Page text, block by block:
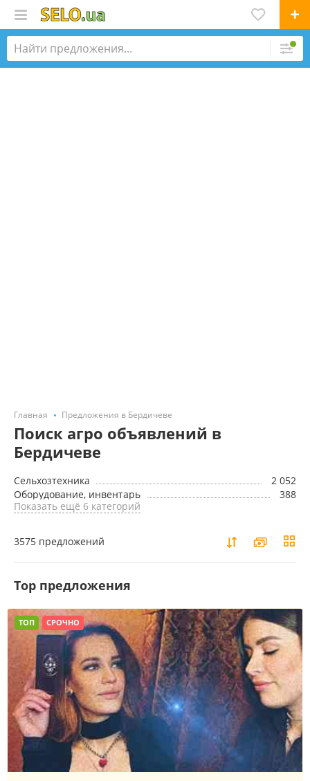
Главная Предложения в Бердичеве
Поиск агро объявлений в
Бердичеве
Сельхозтехника
2 052
Оборудование, инвентарь
388
Показать ещё 6 категорий
3575 предложений
Top предложения
ТОП СРОЧНО